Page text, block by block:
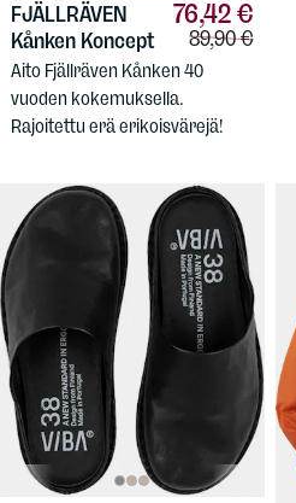
76,42 €
Vertailuhinta:
89,90 €
FJÄLLRÄVEN
Kånken Koncept
Aito Fjällräven Kånken 40
vuoden kokemuksella.
Rajoitettu erä erikoisvärejä!